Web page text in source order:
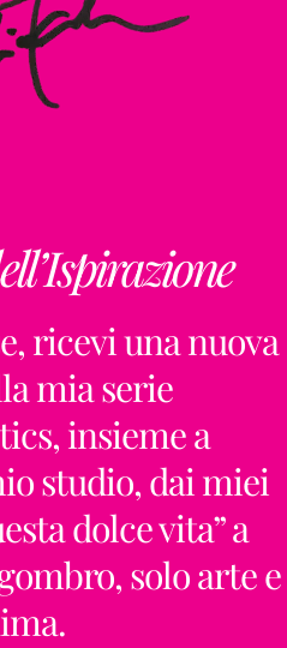
ricevi una nuova
mia serie
insieme a
studio, dai miei
dolce vita” a
solo arte e